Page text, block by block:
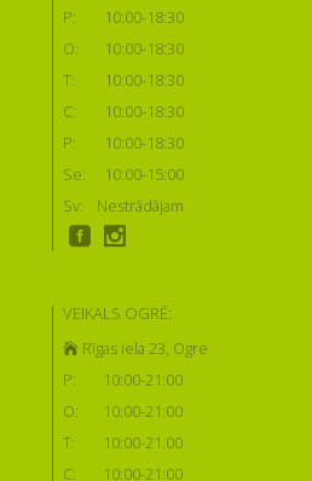
P:
10:00-18:30
O:
10:00-18:30
T:
10:00-18:30
C:
10:00-18:30
P:
10:00-18:30
Se:
10:00-15:00
Sv:
Nestrādājam
VEIKALS OGRĒ:
Rīgas iela 23, Ogre
P:
10:00-21:00
O:
10:00-21:00
T:
10:00-21:00
C:
10:00-21:00